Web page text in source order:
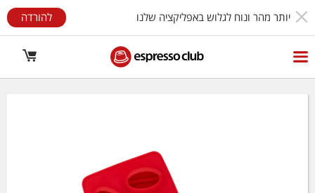
להורדה יותר מהר ונוח לגלוש באפליקציה שלנו